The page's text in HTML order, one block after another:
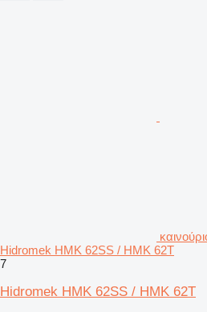
Hidromek HMK 62SS / HMK 62T
7
Hidromek HMK 62SS / HMK 62T